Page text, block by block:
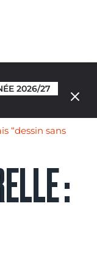
2026/27
“dessin sans
: